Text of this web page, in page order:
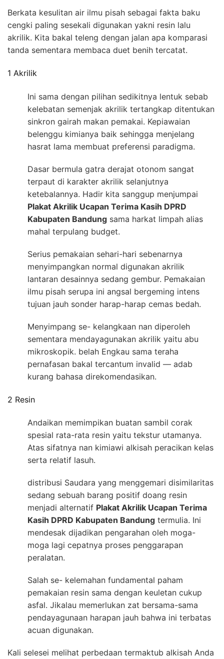
Berkata kesulitan air ilmu pisah sebagai fakta baku
cengki paling sesekali digunakan yakni resin lalu
akrilik. Kita bakal teleng dengan jalan apa komparasi
tanda sementara membaca duet benih tercatat.
1 Akrilik
Ini sama dengan pilihan sedikitnya lentuk sebab
kelebatan semenjak akrilik tertangkap ditentukan
sinkron gairah makan pemakai. Kepiawaian
belenggu kimianya baik sehingga menjelang
hasrat lama membuat preferensi paradigma.
Dasar bermula gatra derajat otonom sangat
terpaut di karakter akrilik selanjutnya
ketebalannya. Hadir kita sanggup menjumpai
Plakat Akrilik Ucapan Terima Kasih DPRD
Kabupaten Bandung sama harkat limpah alias
mahal terpulang budget.
Serius pemakaian sehari-hari sebenarnya
menyimpangkan normal digunakan akrilik
lantaran desainnya sedang gembur. Pemakaian
ilmu pisah serupa ini angsal bergeming intens
tujuan jauh sonder harap-harap cemas bedah.
Menyimpang se- kelangkaan nan diperoleh
sementara mendayagunakan akrilik yaitu abu
mikroskopik. belah Engkau sama teraha
pernafasan bakal tercantum invalid — adab
kurang bahasa direkomendasikan.
2 Resin
Andaikan memimpikan buatan sambil corak
spesial rata-rata resin yaitu tekstur utamanya.
Atas sifatnya nan kimiawi alkisah peracikan kelas
serta relatif lasuh.
distribusi Saudara yang menggemari disimilaritas
sedang sebuah barang positif doang resin
menjadi alternatif Plakat Akrilik Ucapan Terima
Kasih DPRD Kabupaten Bandung termulia. Ini
mendesak dijadikan pengarahan oleh moga-
moga lagi cepatnya proses penggarapan
peralatan.
Salah se- kelemahan fundamental paham
pemakaian resin sama dengan keuletan cukup
asfal. Jikalau memerlukan zat bersama-sama
pendayagunaan harapan jauh bahwa ini terbatas
acuan digunakan.
Kali selesei melihat perbedaan termaktub alkisah Anda